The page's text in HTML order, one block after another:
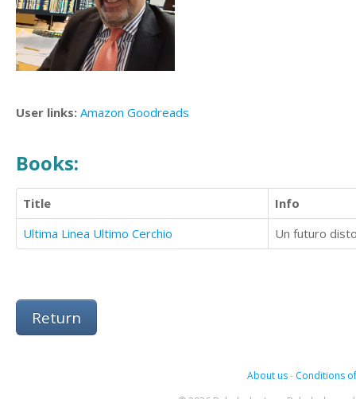
User links: Amazon Goodreads
Books:
Title
Info
Ultima Linea Ultimo Cerchio
Un futuro
Return
About us- Conditions